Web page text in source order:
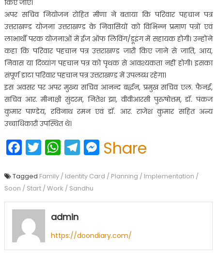
किए जाएं।
अपर सचिव नियोजन रोहित मीणा ने बताया कि परिवार पहचान पत्र
उत्तराखण्ड योजना उत्तराखण्ड के निवासियों को विभिन्न प्रमाण पत्रों एवं
लाभार्थी परक योजनाओं में ईज ऑफ लिविंग/डूइंग में सहायक होगी। उन्होंने
कहा कि परिवार पहचान पत्र उत्तराखण्ड जारी किए जाने से जाति, आय,
निवास या दिव्यांग पहचान पत्र को पृथक से आवश्यकता नहीं होगी। इसका
संपूर्ण डाटा परिवार पहचान पत्र उत्तराखण्ड में उपलब्ध रहेगा।
इस अवसर पर अपर मुख्य सचिव आनन्द बर्द्धन, प्रमुख सचिव एल. फैनई,
सचिव आर. मीनाक्षी सुंदरम, नितेश झा, वीवीआरसी पुरुषोत्तम, डॉ. पंकज
कुमार पाण्डेय, रविनाथ रमन एवं डॉ. आर. राजेश कुमार सहित अन्य
उच्चाधिकारी उपस्थित थे।
Facebook
Twitter
WhatsApp
Telegram
Messenger
Share
Tagged Family / Identity Card / Planning / Implementation /
Soon / Start / Work / Sandhu
admin
https://doondiary.com/